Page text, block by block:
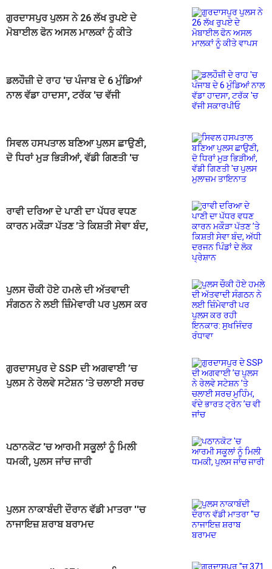
ਗੁਰਦਾਸਪੁਰ ਪੁਲਸ ਨੇ 26 ਲੱਖ ਰੁਪਏ ਦੇ
ਮੋਬਾਈਲ ਫੋਨ ਅਸਲ ਮਾਲਕਾਂ ਨੂੰ ਕੀਤੇ
ਡਲਹੌਜ਼ੀ ਦੇ ਰਾਹ 'ਚ ਪੰਜਾਬ ਦੇ 6 ਮੁੰਡਿਆਂ
ਨਾਲ ਵੱਡਾ ਹਾਦਸਾ, ਟਰੱਕ 'ਚ ਵੱਜੀ
ਸਿਵਲ ਹਸਪਤਾਲ ਬਣਿਆ ਪੁਲਸ ਛਾਉਣੀ,
ਦੋ ਧਿਰਾਂ ਮੁੜ ਭਿੜੀਆਂ, ਵੱਡੀ ਗਿਣਤੀ 'ਚ
ਰਾਵੀ ਦਰਿਆ ਦੇ ਪਾਣੀ ਦਾ ਪੱਧਰ ਵਧਣ
ਕਾਰਨ ਮਕੌੜਾ ਪੱਤਣ ’ਤੇ ਕਿਸ਼ਤੀ ਸੇਵਾ ਬੰਦ,
ਪੁਲਸ ਚੌਕੀ ਹੋਏ ਹਮਲੇ ਦੀ ਅੱਤਵਾਦੀ
ਸੰਗਠਨ ਨੇ ਲਈ ਜ਼ਿੰਮੇਵਾਰੀ ਪਰ ਪੁਲਸ ਕਰ
ਗੁਰਦਾਸਪੁਰ ਦੇ SSP ਦੀ ਅਗਵਾਈ ’ਚ
ਪੁਲਸ ਨੇ ਰੇਲਵੇ ਸਟੇਸ਼ਨ ’ਤੇ ਚਲਾਈ ਸਰਚ
ਪਠਾਨਕੋਟ 'ਚ ਆਰਮੀ ਸਕੂਲਾਂ ਨੂੰ ਮਿਲੀ
ਧਮਕੀ, ਪੁਲਸ ਜਾਂਚ ਜਾਰੀ
ਪੁਲਸ ਨਾਕਾਬੰਦੀ ਦੌਰਾਨ ਵੱਡੀ ਮਾਤਰਾ ''ਚ
ਨਾਜਾਇਜ਼ ਸ਼ਰਾਬ ਬਰਾਮਦ